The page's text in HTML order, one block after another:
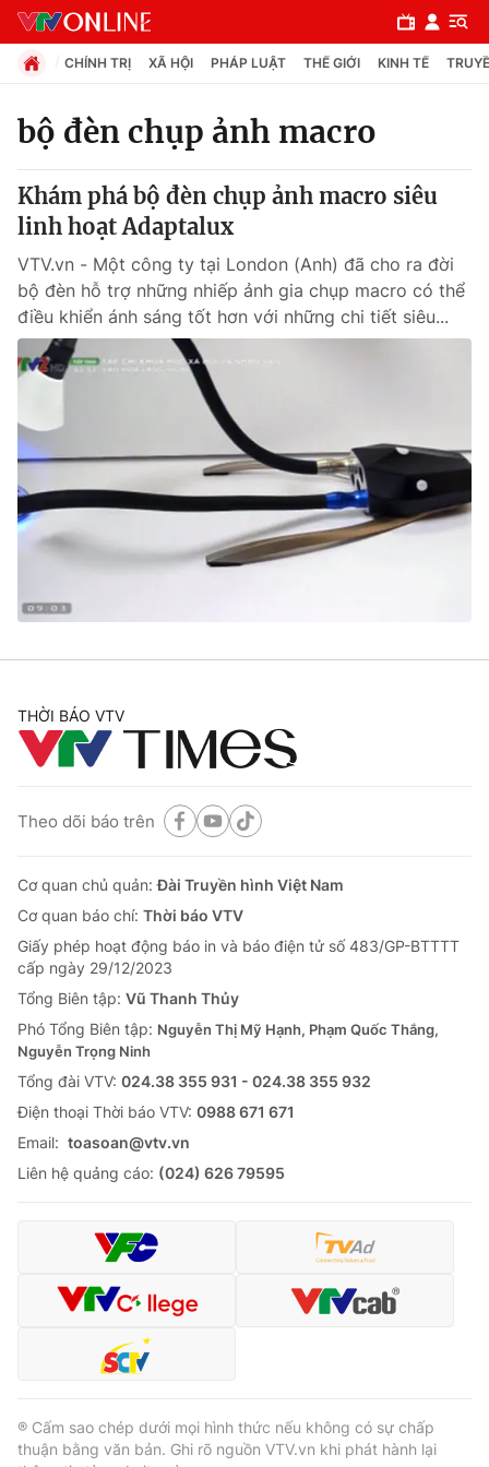
Chuyên mục
Chính trị
Xã hội
Pháp luật
Thế giới
Tin tức
Thế giới đó đây
Câu chuyện quốc tế
Kinh tế
Thị trường
Góc doanh nghiệp
Dữ liệu và đời sống
Truyền hình
Phim VTV
Hậu trường
Giải sao mai
Giải trí
Điện ảnh
Âm nhạc
Du lịch
Làm đẹp
Chất lượng cuộc sống
Tuyển sinh
Học trực tuyến
Công nghệ
Hitech Công nghệ tương lai
Sản phẩm
Thị trường
Tư vấn
Giao lưu trực tuyến
Lịch phát sóng
Chuyên mục khác
Emagazine Podcast
Video Shorts video
VTV Money
VTV Sức khoẻ Bất động sản
CHÍNH TRỊ XÃ HỘI PHÁP LUẬT THẾ GIỚI KINH TẾ
bộ đèn chụp ảnh macro
Khám phá bộ đèn chụp ảnh macro siêu
linh hoạt Adaptalux
VTV.vn - Một công ty tại London (Anh) đã cho ra đời
bộ đèn hỗ trợ những nhiếp ảnh gia chụp macro có thể
điều khiển ánh sáng tốt hơn với những chi tiết siêu...
THỜI BÁO VTV
Theo dõi báo trên
Cơ quan chủ quản:Đài Truyền hình Việt Nam
Cơ quan báo chí: Thời báo VTV
Giấy phép hoạt động báo in và báo điện tử số 483/GP-BTTTT
cấp ngày 29/12/2023
Tổng Biên tập: Vũ Thanh Thủy
Phó Tổng Biên tập: Nguyễn Thị Mỹ Hạnh, Phạm Quốc Thắng,
Nguyễn Trọng Ninh
Tổng đài VTV: 024.38 355 931 - 024.38 355 932
Ðiện thoại Thời báo VTV: 0988 671 671
Email: toasoan@vtv.vn
Liên hệ quảng cáo: (024) 626 79595
® Cấm sao chép dưới mọi hình thức nếu không có sự chấp
thuận bằng văn bản. Ghi rõ nguồn VTV.vn khi phát hành lại